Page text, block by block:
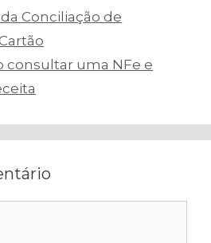
Conciliação de
consultar uma NFe e